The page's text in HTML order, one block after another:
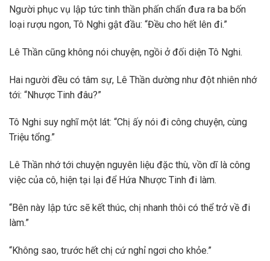
Người phục vụ lập tức tinh thần phấn chấn đưa ra ba bốn
loại rượu ngon, Tô Nghi gật đầu: “Đều cho hết lên đi.”
Lê Thần cũng không nói chuyện, ngồi ở đối diện Tô Nghi.
Hai người đều có tâm sự, Lê Thần dường như đột nhiên nhớ
tới: “Nhược Tinh đâu?”
Tô Nghi suy nghĩ một lát: “Chị ấy nói đi công chuyện, cùng
Triệu tổng.”
Lê Thần nhớ tới chuyện nguyên liệu đặc thù, vồn dĩ là công
việc của cô, hiện tại lại để Hứa Nhược Tinh đi làm.
“Bên này lập tức sẽ kết thúc, chị nhanh thôi có thể trở về đi
làm.”
“Không sao, trước hết chị cứ nghỉ ngơi cho khỏe.”